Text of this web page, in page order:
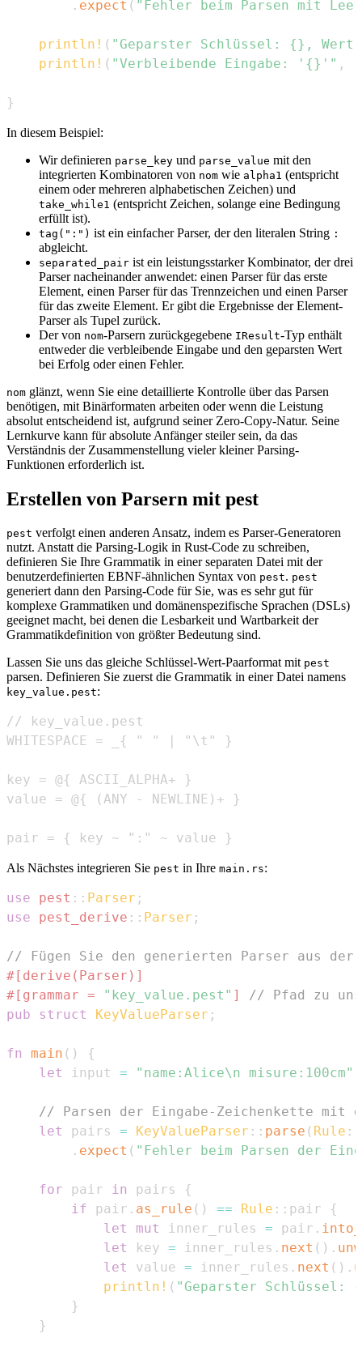
. expect ( "Fehler beim Parsen mit
println! ( "Geparster Schlüssel: {},
println! ( "Verbleibende Eingabe: '{}'" ,
}
In diesem Beispiel:
Wir definieren parse_key und parse_value mit den
integrierten Kombinatoren von nom wie alpha1 (entspricht
einem oder mehreren alphabetischen Zeichen) und
take_while1 (entspricht Zeichen, solange eine Bedingung
erfüllt ist).
tag(":") ist ein einfacher Parser, der den literalen String :
abgleicht.
separated_pair ist ein leistungsstarker Kombinator, der drei
Parser nacheinander anwendet: einen Parser für das erste
Element, einen Parser für das Trennzeichen und einen Parser
für das zweite Element. Er gibt die Ergebnisse der Element-
Parser als Tupel zurück.
Der von nom-Parsern zurückgegebene IResult-Typ enthält
entweder die verbleibende Eingabe und den geparsten Wert
bei Erfolg oder einen Fehler.
nom glänzt, wenn Sie eine detaillierte Kontrolle über das Parsen
benötigen, mit Binärformaten arbeiten oder wenn die Leistung
absolut entscheidend ist, aufgrund seiner Zero-Copy-Natur. Seine
Lernkurve kann für absolute Anfänger steiler sein, da das
Verständnis der Zusammenstellung vieler kleiner Parsing-
Funktionen erforderlich ist.
Erstellen von Parsern mit pest
pest verfolgt einen anderen Ansatz, indem es Parser-Generatoren
nutzt. Anstatt die Parsing-Logik in Rust-Code zu schreiben,
definieren Sie Ihre Grammatik in einer separaten Datei mit der
benutzerdefinierten EBNF-ähnlichen Syntax von pest. pest
generiert dann den Parsing-Code für Sie, was es sehr gut für
komplexe Grammatiken und domänenspezifische Sprachen (DSLs)
geeignet macht, bei denen die Lesbarkeit und Wartbarkeit der
Grammatikdefinition von größter Bedeutung sind.
Lassen Sie uns das gleiche Schlüssel-Wert-Paarformat mit pest
parsen. Definieren Sie zuerst die Grammatik in einer Datei namens
key_value.pest:
pair = { key ~ ":" ~ value }
Als Nächstes integrieren Sie pest in Ihre main.rs:
use pest :: Parser ;
use
pest_derive :: Parser ;
// Fügen Sie den generierten Parser aus der
#[derive(Parser)]
#[grammar =
"key_value.pest" ]
// Pfad zu
pub
struct KeyValueParser ;
fn main ( )
{
let
input = "name:Alice\n misure:100cm"
// Parsen der Eingabe-Zeichenkette mit
let
pairs = KeyValueParser :: parse ( Rule ::
. expect ( "Fehler beim Parsen der
for pair in pairs
{
if pair . as_rule ( ) == Rule :: pair
{
let
mut inner_rules = pair .
let
key = inner_rules . next ( ) .
let
value = inner_rules . next ( ) .
println! ( "Geparster
}
}